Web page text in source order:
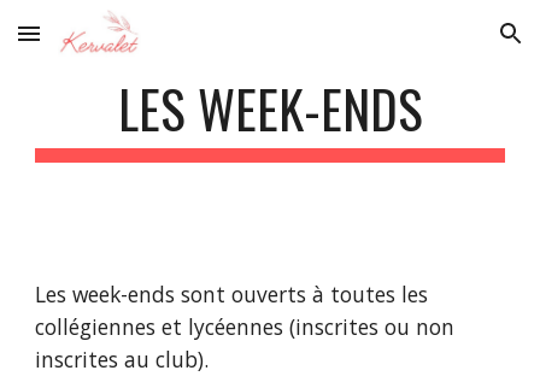
Skip to main content Skip to navigation
LES WEEK-ENDS
Les week-ends sont ouverts à toutes les
collégiennes et lycéennes (inscrites ou non
inscrites au club).